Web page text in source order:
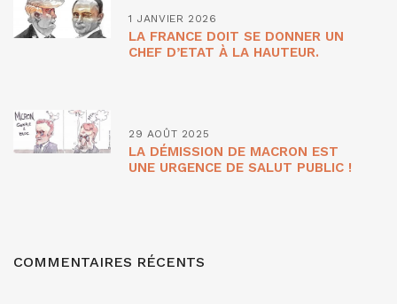
1 JANVIER 2026
LA FRANCE DOIT SE DONNER UN
CHEF D’ETAT À LA HAUTEUR.
29 AOÛT 2025
LA DÉMISSION DE MACRON EST
UNE URGENCE DE SALUT PUBLIC !
COMMENTAIRES RÉCENTS